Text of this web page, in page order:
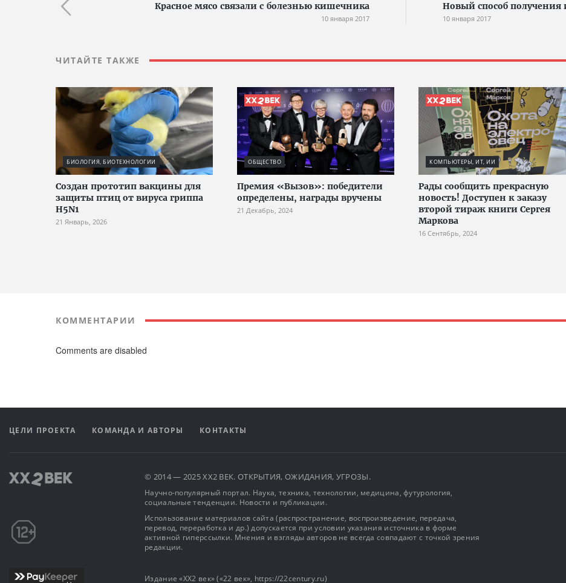
Красное мясо связали с болезнью кишечника
10 января 2017
Новый способ получения
10 января 2017
ЧИТАЙТЕ ТАКЖЕ
БИОЛОГИЯ, БИОТЕХНОЛОГИИ
Создан прототип вакцины для
защиты птиц от вируса гриппа
H5N1
21 Январь, 2026
ОБЩЕСТВО
Премия «Вызов»: победители
определены, награды вручены
21 Декабрь, 2024
КОМПЬЮТЕРЫ, ИТ, ИИ
Рады сообщить прекрасную
новость! Доступен к заказу
второй тираж книги Сергея
Маркова
16 Сентябрь, 2024
КОММЕНТАРИИ
Comments are disabled
ЦЕЛИ ПРОЕКТА КОМАНДА И АВТОРЫ КОНТАКТЫ
© 2014 — 2025 XX2 ВЕК. ОТКРЫТИЯ, ОЖИДАНИЯ, УГРОЗЫ.
Научно-популярный портал. Наука, техника, технологии, медицина, футурология,
социальные тенденции. Новости и публикации.
Использование материалов сайта (распространение, воспроизведение, передача,
перевод, переработка и др.) допускается при условии указания источника в форме
активной гиперссылки. Мнения и взгляды авторов не всегда совпадают с точкой зрения
редакции.
Издание «XX2 век» («22 век», https://22century.ru)